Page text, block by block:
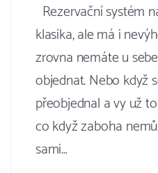
Rezervační systém
klasika, ale má i
zrovna nemáte u
objednat. Nebo když
přeobjednal a vy už
co když zaboha
sami…